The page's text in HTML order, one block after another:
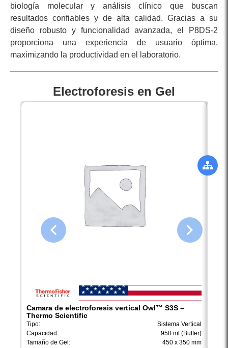
biología molecular y análisis clínico que buscan
resultados confiables y de alta calidad. Gracias a su
diseño robusto y funcionalidad avanzada, el P8DS-2
proporciona una experiencia de usuario óptima,
maximizando la productividad en el laboratorio.
Electroforesis en Gel
Camara de electroforesis vertical Owl™ S3S –
Thermo Scientific
Tipo:
Sistema Vertical
Capacidad
950 ml (Buffer)
Tamaño de Gel:
450 x 350 mm